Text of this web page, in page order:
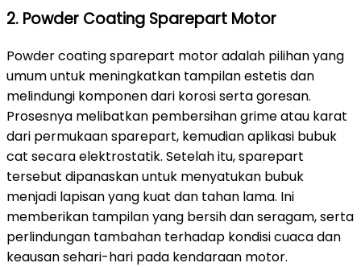
2. Powder Coating Sparepart Motor
Powder coating sparepart motor adalah pilihan yang
umum untuk meningkatkan tampilan estetis dan
melindungi komponen dari korosi serta goresan.
Prosesnya melibatkan pembersihan grime atau karat
dari permukaan sparepart, kemudian aplikasi bubuk
cat secara elektrostatik. Setelah itu, sparepart
tersebut dipanaskan untuk menyatukan bubuk
menjadi lapisan yang kuat dan tahan lama. Ini
memberikan tampilan yang bersih dan seragam, serta
perlindungan tambahan terhadap kondisi cuaca dan
keausan sehari-hari pada kendaraan motor.